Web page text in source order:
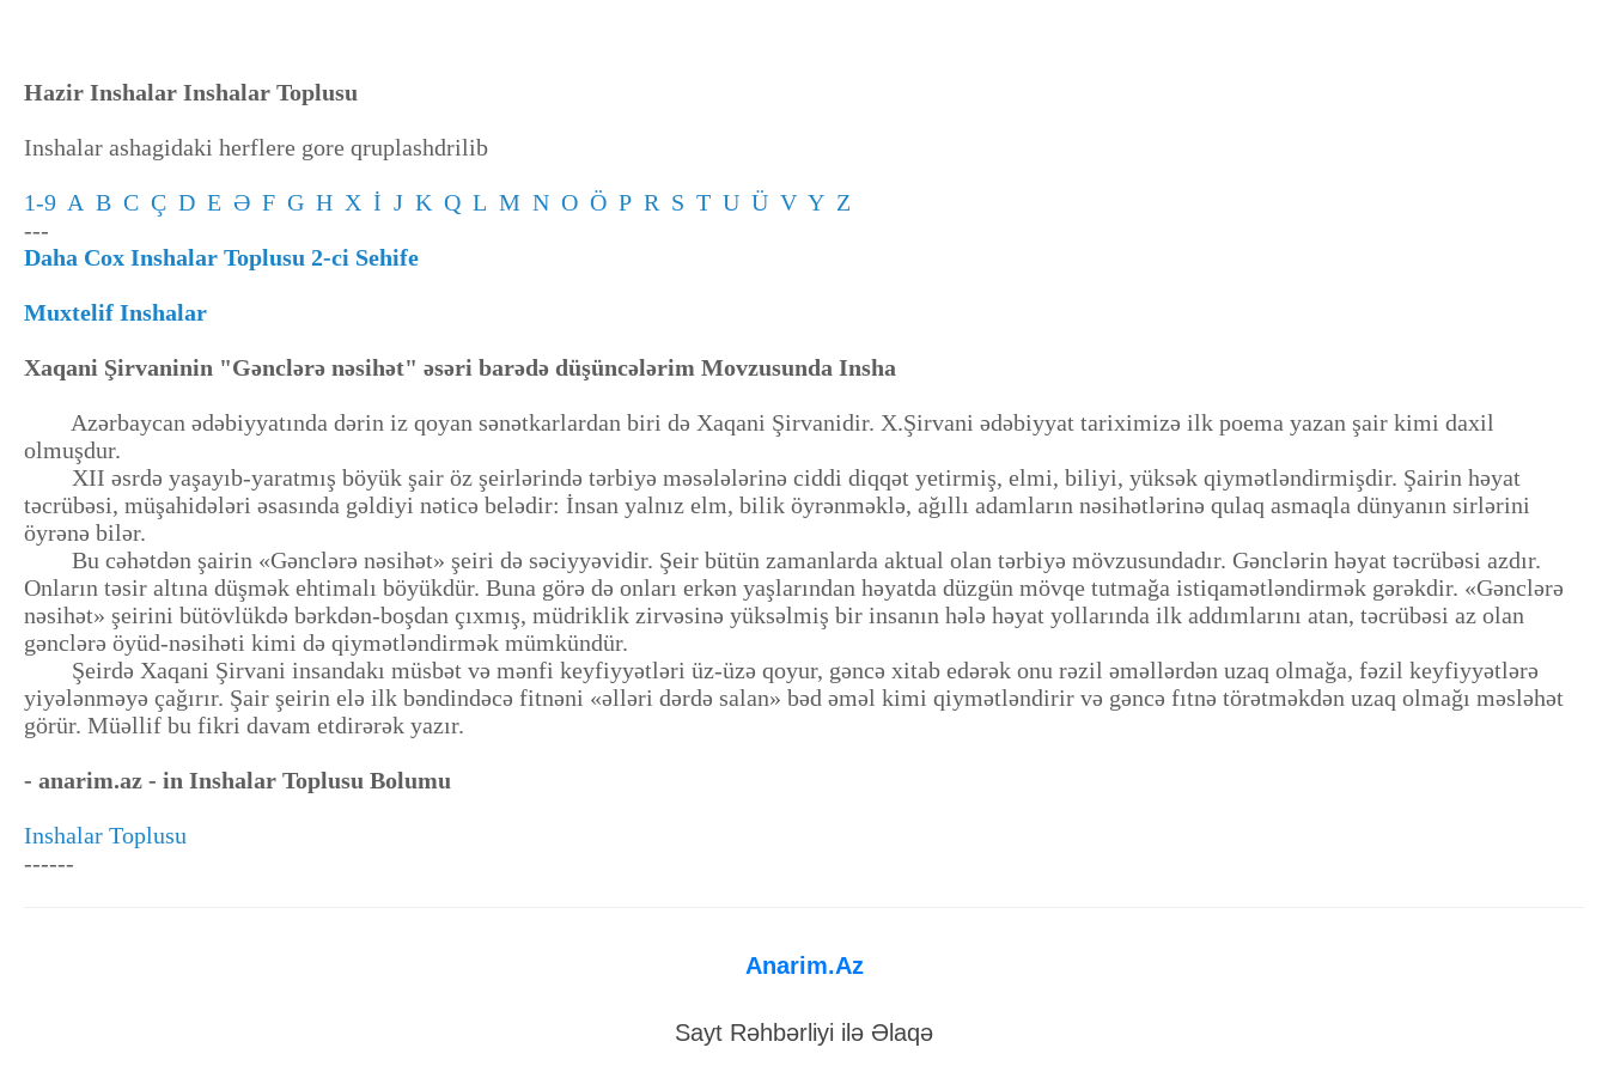
Hazir Inshalar Inshalar Toplusu
Inshalar ashagidaki herflere gore qruplashdrilib
1-9 A B C Ç D E Ə F G H X İ J K Q L M N O Ö P R S T U Ü V Y Z
---
Daha Cox Inshalar Toplusu 2-ci Sehife
Muxtelif Inshalar
Xaqani Şirvaninin "Gənclərə nəsihət" əsəri barədə düşüncələrim Movzusunda Insha
Azərbaycan ədəbiyyatında dərin iz qoyan sənətkarlardan biri də Xaqani Şirvanidir. X.Şirvani ədəbiyyat tariximizə ilk poema yazan şair kimi daxil
olmuşdur.
XII əsrdə yaşayıb-yaratmış böyük şair öz şeirlərində tərbiyə məsələlərinə ciddi diqqət yetirmiş, elmi, biliyi, yüksək qiymətləndirmişdir. Şairin həyat
təcrübəsi, müşahidələri əsasında gəldiyi nəticə belədir: İnsan yalnız elm, bilik öyrənməklə, ağıllı adamların nəsihətlərinə qulaq asmaqla dünyanın sirlərini
öyrənə bilər.
Bu cəhətdən şairin «Gənclərə nəsihət» şeiri də səciyyəvidir. Şeir bütün zamanlarda aktual olan tərbiyə mövzusundadır. Gənclərin həyat təcrübəsi azdır.
Onların təsir altına düşmək ehtimalı böyükdür. Buna görə də onları erkən yaşlarından həyatda düzgün mövqe tutmağa istiqamətləndirmək gərəkdir. «Gənclərə
nəsihət» şeirini bütövlükdə bərkdən-boşdan çıxmış, müdriklik zirvəsinə yüksəlmiş bir insanın hələ həyat yollarında ilk addımlarını atan, təcrübəsi az olan
gənclərə öyüd-nəsihəti kimi də qiymətləndirmək mümkündür.
Şeirdə Xaqani Şirvani insandakı müsbət və mənfi keyfiyyətləri üz-üzə qoyur, gəncə xitab edərək onu rəzil əməllərdən uzaq olmağa, fəzil keyfiyyətlərə
yiyələnməyə çağırır. Şair şeirin elə ilk bəndindəcə fitnəni «əlləri dərdə salan» bəd əməl kimi qiymətləndirir və gəncə fıtnə törətməkdən uzaq olmağı məsləhət
görür. Müəllif bu fikri davam etdirərək yazır.
- anarim.az - in Inshalar Toplusu Bolumu
Inshalar Toplusu
------
Anarim.Az
Sayt Rəhbərliyi ilə Əlaqə